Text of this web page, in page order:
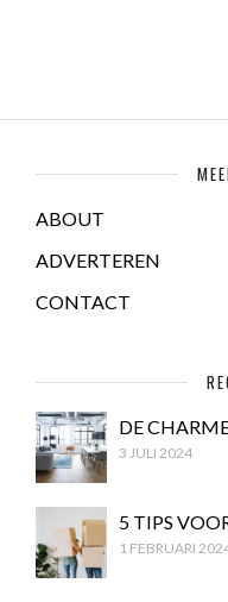
ABOUT
ADVERTEREN
CONTACT
DE
3 JULI 2024
5 TIPS
1 FEBRUARI